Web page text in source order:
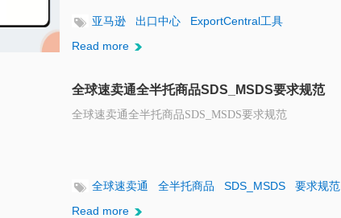
亚马逊 出口中心
ExportCentral工具
Read more
全球速卖通全半托商品SDS_MSDS要求规范
全球速卖通全半托商品SDS_MSDS要求规范
全球速卖通 全半托商品 SDS_MSDS
要求规范
Read more